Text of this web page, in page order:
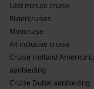
De gemiddelde
rond de €900 voor
luxe cruises.
inbegrepen,
van je vakantie. Eten
afhankelijk van het
Last minute cruise
Riviercruises
Minicruise
All inclusive cruise
Cruise Holland America
aanbieding
Cruise Dubai aanbieding